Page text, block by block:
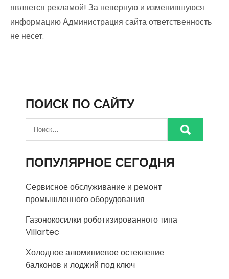
является рекламой! За неверную и изменившуюся
информацию Администрация сайта ответственность
не несет.
ПОИСК ПО САЙТУ
ПОПУЛЯРНОЕ СЕГОДНЯ
Сервисное обслуживание и ремонт
промышленного оборудования
Газонокосилки роботизированного типа
Villartec
Холодное алюминиевое остекление
балконов и лоджий под ключ